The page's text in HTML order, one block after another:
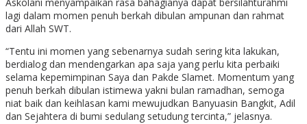
lagi dalam momen penuh berkah dibulan ampunan dan rahmat
dari Allah SWT.
“Tentu ini momen yang sebenarnya sudah sering kita lakukan,
berdialog dan mendengarkan apa saja yang perlu kita perbaiki
selama kepemimpinan Saya dan Pakde Slamet. Momentum yang
penuh berkah dibulan istimewa yakni bulan ramadhan, semoga
niat baik dan keihlasan kami mewujudkan Banyuasin Bangkit, Adil
dan Sejahtera di bumi sedulang setudung tercinta,” jelasnya.